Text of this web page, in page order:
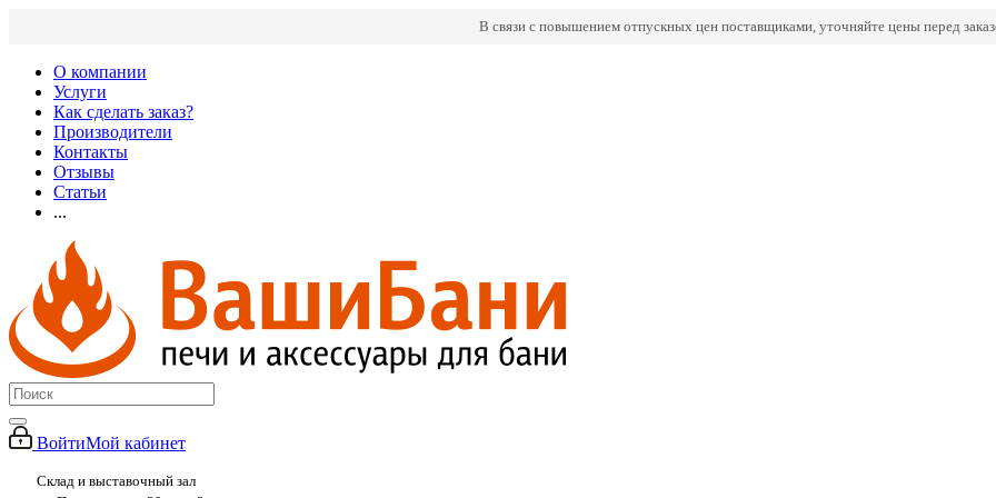
В связи с повышением отпускных цен поставщиками, уточняйте цены перед
О компании
Услуги
Как сделать заказ?
Производители
Контакты
Отзывы
Статьи
...
ВойтиМой кабинет
Склад и выставочный зал